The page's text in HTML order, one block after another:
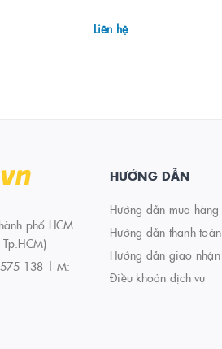
Liên hệ
phố HCM.
138 | M:
HƯỚNG DẪN
Hướng dẫn mua hàng
Hướng dẫn thanh toán
Hướng dẫn giao nhận
Điều khoản dịch vụ